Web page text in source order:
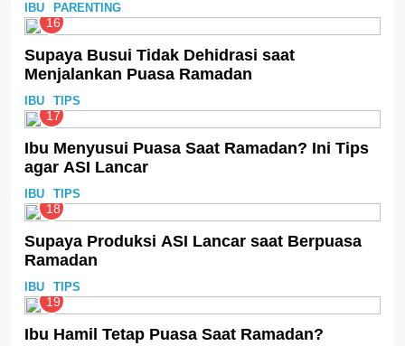
IBU PARENTING
16
Supaya Busui Tidak Dehidrasi saat
Menjalankan Puasa Ramadan
IBU TIPS
17
Ibu Menyusui Puasa Saat Ramadan? Ini Tips
agar ASI Lancar
IBU TIPS
18
Supaya Produksi ASI Lancar saat Berpuasa
Ramadan
IBU TIPS
19
Ibu Hamil Tetap Puasa Saat Ramadan?